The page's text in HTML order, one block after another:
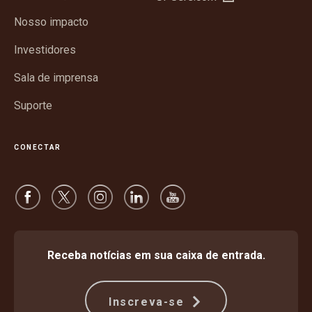
Nosso impacto
Investidores
Sala de imprensa
Suporte
CONECTAR
Receba notícias em sua caixa de entrada.
Inscreva-se